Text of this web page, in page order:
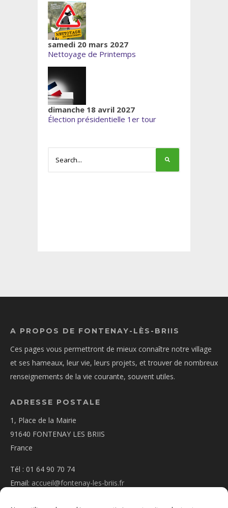
samedi 20 mars 2027
Nettoyage de Printemps
dimanche 18 avril 2027
Élection présidentielle 1er tour
A PROPOS DE FONTENAY-LÈS-BRIIS
Ces pages vous permettront de mieux connaître notre village
et ses hameaux, leur vie, leurs projets, et trouver de nombreux
renseignements de la vie courante, souvent utiles.
ADRESSE POSTALE
1, Place de la Mairie
91640 FONTENAY LES BRIIS
France
Tél : 01 64 90 70 74
Email: accueil@fontenay-les-briis.fr